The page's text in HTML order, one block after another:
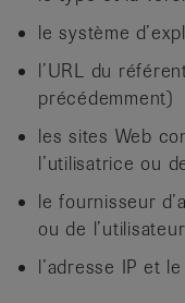
le système
l’URL du
précédemment)
les sites Web
l’utilisatrice ou
le fournisseur
ou de l’utilisateur
l’adresse IP et